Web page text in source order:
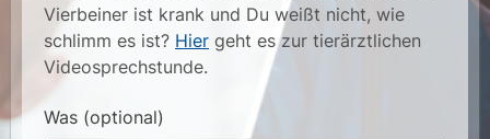
Vierbeiner ist krank und Du weißt nicht, wie
schlimm es ist? Hier geht es zur tierärztlichen
Videosprechstunde.
Was (optional)